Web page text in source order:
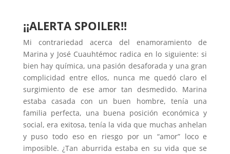
¡¡ALERTA SPOILER!!
Mi contrariedad acerca del enamoramiento de
Marina y José Cuauhtémoc radica en lo siguiente: si
bien hay química, una pasión desaforada y una gran
complicidad entre ellos, nunca me quedó claro el
surgimiento de ese amor tan desmedido. Marina
estaba casada con un buen hombre, tenía una
familia perfecta, una buena posición económica y
social, era exitosa, tenía la vida que muchas anhelan
y puso todo eso en riesgo por un “amor” loco e
imposible. ¿Tan aburrida estaba en su vida que se